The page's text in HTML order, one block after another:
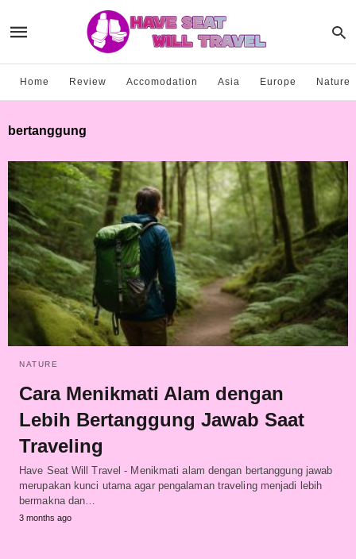
Home Review Accomodation Asia Europe Nature
bertanggung
NATURE
Cara Menikmati Alam dengan
Lebih Bertanggung Jawab Saat
Traveling
Have Seat Will Travel - Menikmati alam dengan bertanggung jawab
merupakan kunci utama agar pengalaman traveling menjadi lebih
bermakna dan…
3 months ago